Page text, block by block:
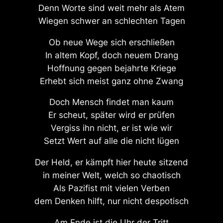
Denn Worte sind weit mehr als Atem
Wiegen schwer an schlechten Tagen
Ob neue Wege sich erschließen
In altem Kopf, doch neuem Drang
Hoffnung gegen bejahrte Kriege
Erhebt sich meist ganz ohne Zwang
Doch Mensch findet man kaum
Er scheut, später wird er prüfen
Vergiss ihn nicht, er ist wie wir
Setzt Wert auf alle die nicht lügen
Der Held, er kämpft hier heute sitzend
in meiner Welt, welch so chaotisch
Als Pazifist mit vielen Verben
dem Denken hilft, nur nicht despotisch